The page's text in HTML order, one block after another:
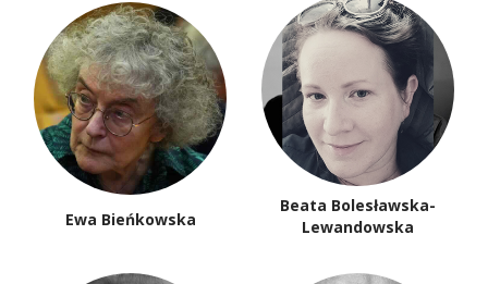
Ewa Bieńkowska
Beata Bolesławska-
Lewandowska